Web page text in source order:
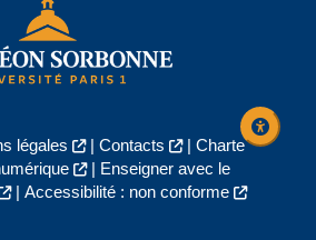
légales | Contacts | Charte
|
Enseigner avec le
| Accessibilité : non conforme